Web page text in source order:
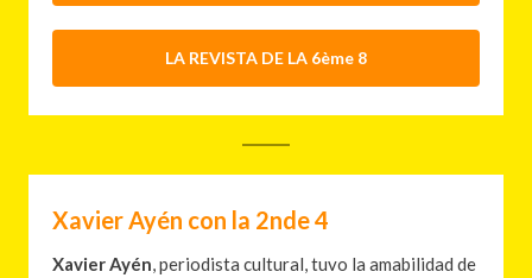
LA REVISTA DE LA 6ème 8
Xavier Ayén con la 2nde 4
Xavier Ayén, periodista cultural, tuvo la amabilidad de